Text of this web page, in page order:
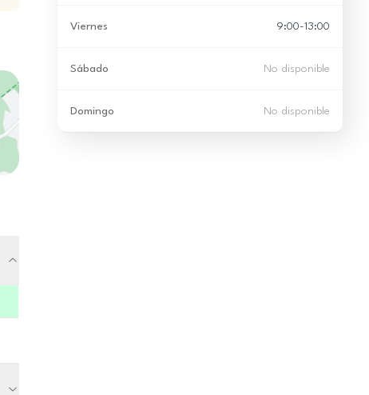
Viernes 9:00-13:00
Sábado No disponible
Domingo No disponible